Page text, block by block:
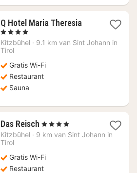
Q Hotel Maria Theresia1
vanaf
, 4 Sterren
Kitzbühel · 9.1 km van Sint Johann in
Tirol
Gratis Wi-Fi
Restaurant
Sauna
Das Reisch 1
nacht
231,46
, 4 Sterren
Kitzbühel · 9 km van Sint Johann in
Tirol
Gratis Wi-Fi
Restaurant